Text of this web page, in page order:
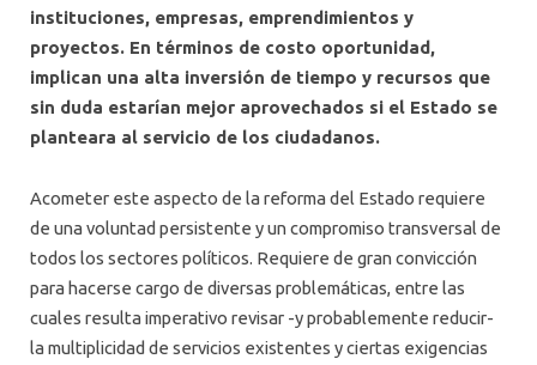
instituciones, empresas, emprendimientos y
proyectos. En términos de costo oportunidad,
implican una alta inversión de tiempo y recursos que
sin duda estarían mejor aprovechados si el Estado se
planteara al servicio de los ciudadanos.
Acometer este aspecto de la reforma del Estado requiere
de una voluntad persistente y un compromiso transversal de
todos los sectores políticos. Requiere de gran convicción
para hacerse cargo de diversas problemáticas, entre las
cuales resulta imperativo revisar -y probablemente reducir-
la multiplicidad de servicios existentes y ciertas exigencias